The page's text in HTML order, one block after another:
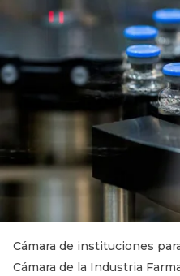
Cámara de instituciones
Cámara de la Industria